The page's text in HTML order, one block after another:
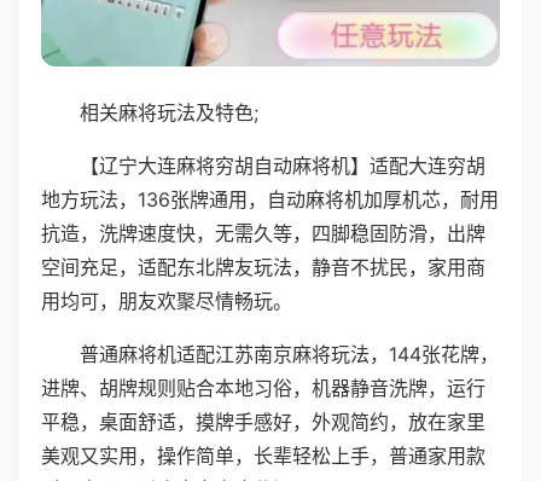
相关麻将玩法及特色;
【辽宁大连麻将穷胡自动麻将机】适配大连穷胡
地方玩法，136张牌通用，自动麻将机加厚机芯，耐用
抗造，洗牌速度快，无需久等，四脚稳固防滑，出牌
空间充足，适配东北牌友玩法，静音不扰民，家用商
用均可，朋友欢聚尽情畅玩。
普通麻将机适配江苏南京麻将玩法，144张花牌，
进牌、胡牌规则贴合本地习俗，机器静音洗牌，运行
平稳，桌面舒适，摸牌手感好，外观简约，放在家里
美观又实用，操作简单，长辈轻松上手，普通家用款